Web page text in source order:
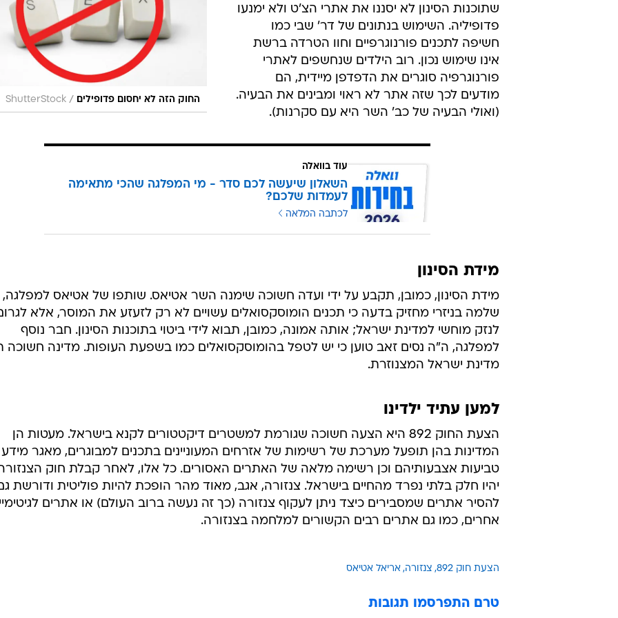
החוק הזה לא יחסום פדופילים /
ShutterStock
שתוכנות הסינון לא יסננו את אתרי הצ'ט ולא ימנעו
פדופיליה. השימוש בנתונים של דר' שבי כמו
חשיפה לתכנים פורנוגרפיים וחוו הטרדה ברשת
אינו שימוש נכון. רוב הילדים שנחשפים לאתרי
פורנוגרפיה סוגרים את הדפדפן מיידית, הם
מודעים לכך שזה אתר לא ראוי ומבינים את הבעיה.
(ואולי הבעיה של כב' השר היא עם סקרנות).
עוד בוואלה
השאלון שיעשה לכם סדר - מי המפלגה שהכי מתאימה
לעמדות שלכם?
לכתבה המלאה
מידת הסינון
מידת הסינון, כמובן, תקבע על ידי ועדה חשוכה שימנה השר אטיאס. שותפו של אטיאס
שלמה בניזרי מחזיק בדעה כי תכנים הומוסקסואלים עשויים לא רק לזעזע את המוסר, אלא
לנזק מוחשי למדינת ישראל; אותה אמונה, כמובן, תבוא לידי ביטוי בתוכנות הסינון. חבר נוסף
למפלגה, ה"ה נסים זאב טוען כי יש לטפל בהומוסקסואלים כמו בשפעת העופות. מדינה חשוכה
מדינת ישראל המצנוזרת.
למען עתיד ילדינו
הצעת החוק 892 היא הצעה חשוכה שגורמת למשטרים דיקטטורים לקנא בישראל. מעטות הן
המדינות בהן תופעל מערכת של רשימות של אזרחים המעוניינים בתכנים למבוגרים, מאגר
טביעות אצבעותיהם וכן רשימה מלאה של האתרים האסורים. כל אלו, לאחר קבלת חוק
יהיו חלק בלתי נפרד מהחיים בישראל. צנזורה, אגב, מאוד מהר הופכת להיות פוליטית ודורשת
להסיר אתרים שמסבירים כיצד ניתן לעקוף צנזורה (כך זה נעשה ברוב העולם) או אתרים
אחרים, כמו גם אתרים רבים הקשורים למלחמה בצנזורה.
הצעת חוק 892 צנזורה אריאל אטיאס
טרם התפרסמו תגובות